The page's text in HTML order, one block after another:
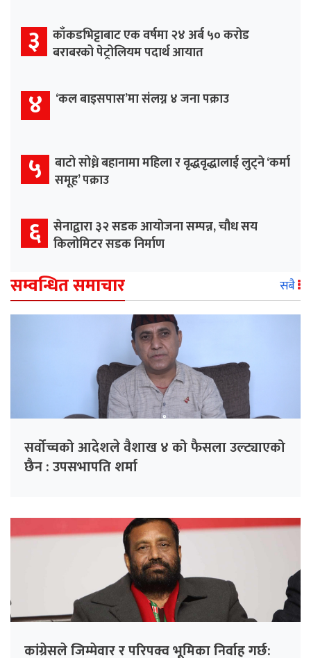
३ काँकडभिट्टाबाट एक वर्षमा २४ अर्ब ५० करोड
बराबरको पेट्रोलियम पदार्थ आयात
४ ‘कल बाइसपास’मा संलग्न ४ जना पक्राउ
५ बाटो सोध्ने बहानामा महिला र वृद्धवृद्धालाई लुट्ने ‘कर्मा
समूह’ पक्राउ
६ सेनाद्वारा ३२ सडक आयोजना सम्पन्न, चौध सय
किलोमिटर सडक निर्माण
सम्वन्धित समाचार सबै
सर्वोच्चको आदेशले वैशाख ४ को फैसला उल्ट्याएको
छैन : उपसभापति शर्मा
कांग्रेसले जिम्मेवार र परिपक्व भूमिका निर्वाह गर्छ: